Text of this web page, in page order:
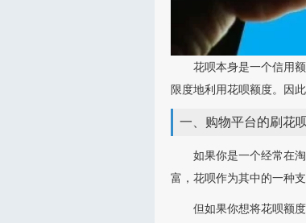
花呗本身是一个信用
限度地利用花呗额度。因
一、购物平台的刷花
如果你是一个经常在
富，花呗作为其中的一种
但如果你想将花呗额